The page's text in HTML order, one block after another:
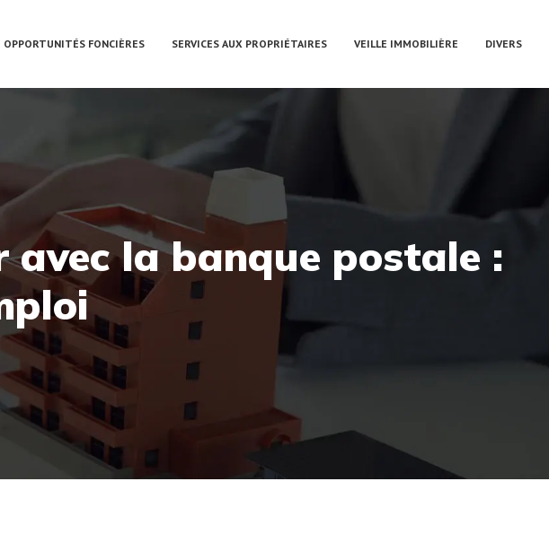
OPPORTUNITÉS FONCIÈRES SERVICES AUX PROPRIÉTAIRES VEILLE IMMOBILIÈRE DIVERS
la banque postale :